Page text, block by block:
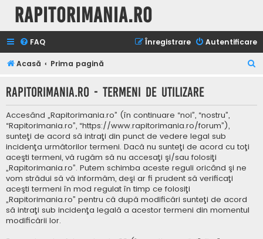
Rapitorimania.ro
FAQ Autentificare
Înregistrare
Acasă Prima pagină
t
Rapitorimania.ro - Termeni de utilizare
Accesând „Rapitorimania.ro” (în continuare “noi”, “nostru”,
“Rapitorimania.ro”, “https://www.rapitorimania.ro/forum”),
sunteţi de acord să intraţi din punct de vedere legal sub
incidenţa următorilor termeni. Dacă nu sunteţi de acord cu toţi
aceşti termeni, vă rugăm să nu accesaţi şi/sau folosiţi
„Rapitorimania.ro”. Putem schimba aceste reguli oricând şi ne
vom strădui să vă informăm, deşi ar fi prudent să verificaţi
aceşti termeni în mod regulat în timp ce folosiţi
„Rapitorimania.ro” pentru că după modificări sunteţi de acord
să intraţi sub incidenţa legală a acestor termeni din momentul
modificării lor.